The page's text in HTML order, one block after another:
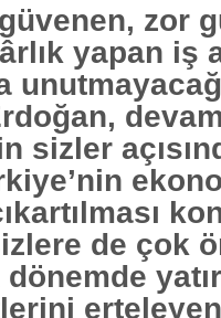
zor
yapan iş
sizler
de çok